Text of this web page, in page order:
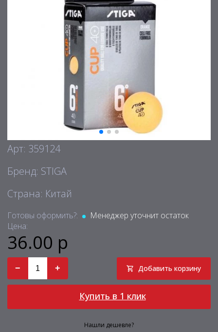
Арт: 359124
Бренд: STIGA
Страна: Китай
Готовы оформить?:
Менеджер уточнит остаток
Цена:
36.00 р
− + Добавить корзину
Купить в 1 клик
Нашли дешевле?